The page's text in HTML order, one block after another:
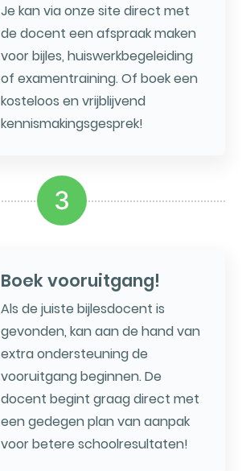
Je kan via onze site direct met
de docent een afspraak maken
voor bijles, huiswerkbegeleiding
of examentraining. Of boek een
kosteloos en vrijblijvend
kennismakingsgesprek!
3
Boek vooruitgang!
Als de juiste bijlesdocent is
gevonden, kan aan de hand van
extra ondersteuning de
vooruitgang beginnen. De
docent begint graag direct met
een gedegen plan van aanpak
voor betere schoolresultaten!